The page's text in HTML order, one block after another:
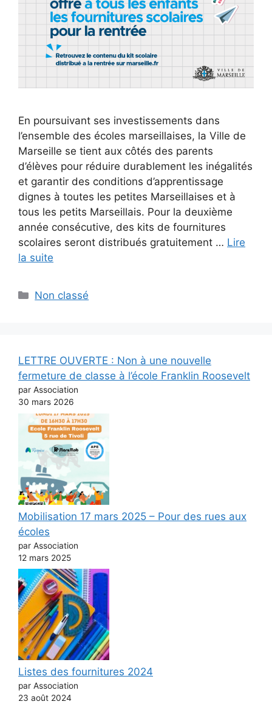
En poursuivant ses investissements dans
l’ensemble des écoles marseillaises, la Ville de
Marseille se tient aux côtés des parents
d’élèves pour réduire durablement les inégalités
et garantir des conditions d’apprentissage
dignes à toutes les petites Marseillaises et à
tous les petits Marseillais. Pour la deuxième
année consécutive, des kits de fournitures
scolaires seront distribués gratuitement … Lire
la suite
Catégories
Non classé
LETTRE OUVERTE : Non à une nouvelle
fermeture de classe à l’école Franklin Roosevelt
par Association
30 mars 2026
Mobilisation 17 mars 2025 – Pour des rues aux
écoles
par Association
12 mars 2025
Listes des fournitures 2024
par Association
23 août 2024